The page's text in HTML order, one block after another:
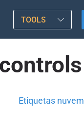
TOOLS
Etiquetas nuvem